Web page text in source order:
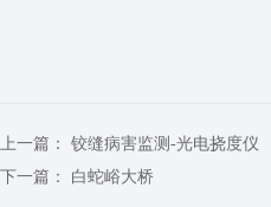
上一篇：
铰缝病害监测-光电挠度仪
下一篇：
白蛇峪大桥